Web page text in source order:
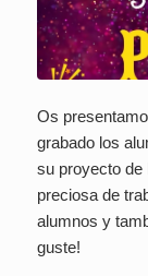
Os
grabado los
su proyecto de
preciosa de
alumnos y
guste!